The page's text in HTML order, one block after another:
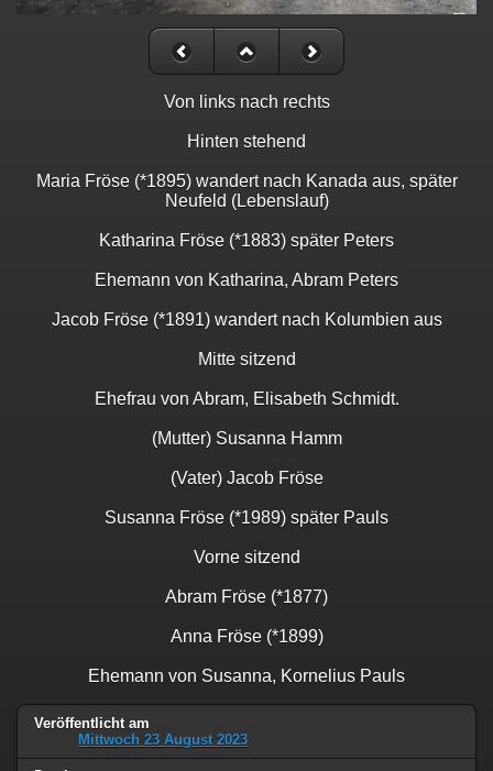
Von links nach rechts
Hinten stehend
Maria Fröse (*1895) wandert nach Kanada aus, später
Neufeld (Lebenslauf)
Katharina Fröse (*1883) später Peters
Ehemann von Katharina, Abram Peters
Jacob Fröse (*1891) wandert nach Kolumbien aus
Mitte sitzend
Ehefrau von Abram, Elisabeth Schmidt.
(Mutter) Susanna Hamm
(Vater) Jacob Fröse
Susanna Fröse (*1989) später Pauls
Vorne sitzend
Abram Fröse (*1877)
Anna Fröse (*1899)
Ehemann von Susanna, Kornelius Pauls
Veröffentlicht am
Mittwoch 23 August 2023